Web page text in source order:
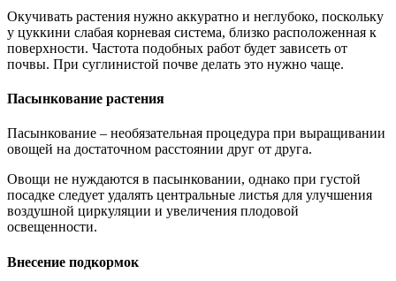
Окучивать растения нужно аккуратно и неглубоко, поскольку
у цуккини слабая корневая система, близко расположенная к
поверхности. Частота подобных работ будет зависеть от
почвы. При суглинистой почве делать это нужно чаще.
Пасынкование растения
Пасынкование – необязательная процедура при выращивании
овощей на достаточном расстоянии друг от друга.
Овощи не нуждаются в пасынковании, однако при густой
посадке следует удалять центральные листья для улучшения
воздушной циркуляции и увеличения плодовой
освещенности.
Внесение подкормок